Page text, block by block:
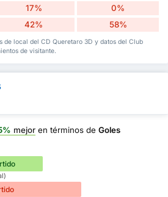
17% 0%
42% 58%
de local del CD Queretaro 3D y datos del Club
de visitante.
mejor en términos de Goles